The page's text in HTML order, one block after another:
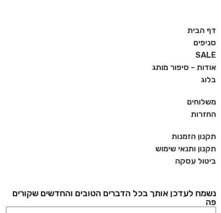
דף הבית
סניפים
SALE
אודות - סיפור מותג
בלוג
משלוחים
החזרות
תקנון הזמנות
תקנון ותנאי שימוש
ביטול עסקה
נשמח לעדכן אותך בכל הדברים הטובים והחדשים שקורים
פה